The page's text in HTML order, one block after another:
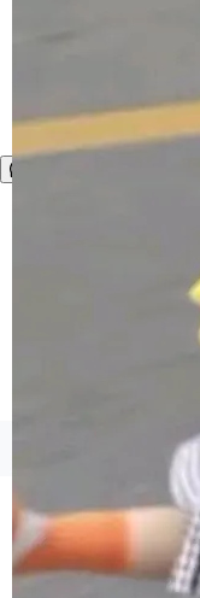
整性保护。效果是：吞
成本降低 30%，精度不
存 KV cache 是推理时
让语音识别不再只是听
先理解你的语境和意图
到你。从“逐字转写、单
境、兼容场景、一键直
w 不要求标准普通话，
等 10 大方言片区和
源评测集中，Hy ASR